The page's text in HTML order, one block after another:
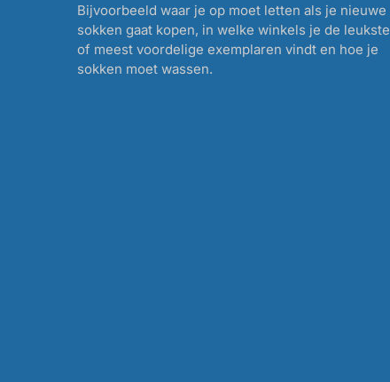
Bijvoorbeeld waar je op moet letten als je nieuwe
sokken gaat kopen, in welke winkels je de leukste
of meest voordelige exemplaren vindt en hoe je
sokken moet wassen.